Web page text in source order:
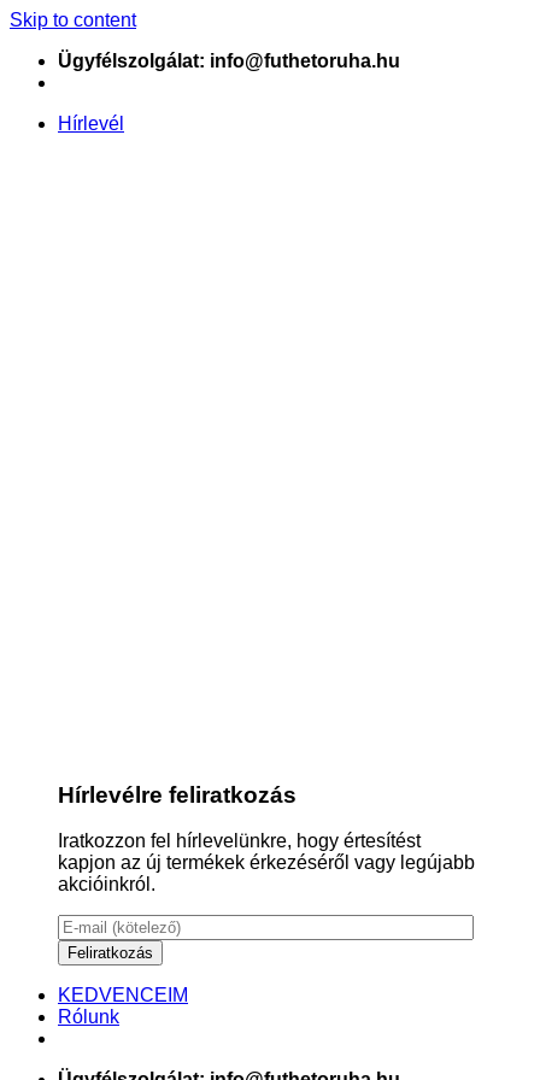
Skip to content
Ügyfélszolgálat: info@futhetoruha.hu
Hírlevél
Hírlevélre feliratkozás
Iratkozzon fel hírlevelünkre, hogy értesítést
kapjon az új termékek érkezéséről vagy legújabb
akcióinkról.
KEDVENCEIM
Rólunk